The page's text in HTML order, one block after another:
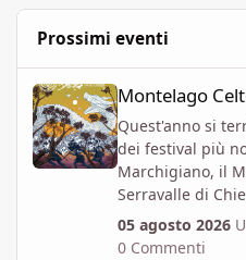
Prossimi eventi
Montelago Celtic Festival -
Montelago
Quest'anno si
dei festival più
Marchigiano, il
Serravalle di
Colfiorito in
https://
05 agosto 2026
0 Commenti